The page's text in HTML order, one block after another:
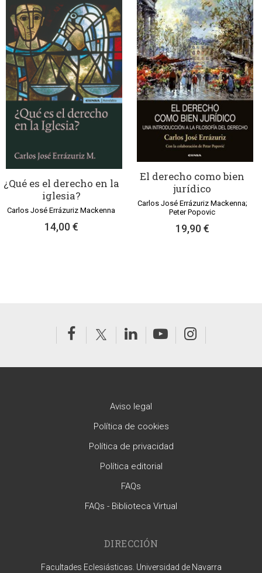
¿Qué es el derecho en la
iglesia?
Carlos José Errázuriz Mackenna
14,00 €
El derecho como bien
jurídico
Carlos José Errázuriz Mackenna;
Peter Popovic
19,90 €
Aviso legal
Política de cookies
Política de privacidad
Política editorial
FAQs
FAQs - Biblioteca Virtual
DIRECCIÓN
Facultades Eclesiásticas. Universidad de Navarra